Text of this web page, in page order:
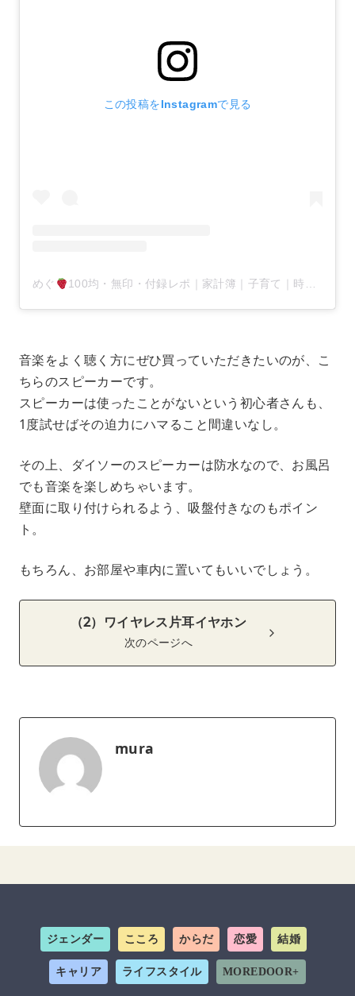
この投稿をInstagramで見る
めぐ 100均・無印・付録レポ｜家計簿｜子育て｜時短(@megumi.kakei)がシェアした投稿
音楽をよく聴く方にぜひ買っていただきたいのが、こ
ちらのスピーカーです。
スピーカーは使ったことがないという初心者さんも、
1度試せばその迫力にハマること間違いなし。
その上、ダイソーのスピーカーは防水なので、お風呂
でも音楽を楽しめちゃいます。
壁面に取り付けられるよう、吸盤付きなのもポイン
ト。
もちろん、お部屋や車内に置いてもいいでしょう。
（2）ワイヤレス片耳イヤホン
次のページへ
mura
ジェンダー こころ からだ 恋愛 結婚
キャリア ライフスタイル MOREDOOR+